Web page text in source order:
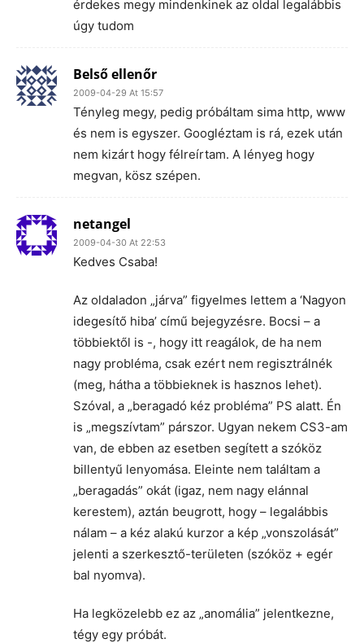
érdekes megy mindenkinek az oldal legalábbis
úgy tudom
Belső ellenőr
2009-04-29 At 15:57
Tényleg megy, pedig próbáltam sima http, www
és nem is egyszer. Googléztam is rá, ezek után
nem kizárt hogy félreírtam. A lényeg hogy
megvan, kösz szépen.
netangel
2009-04-30 At 22:53
Kedves Csaba!
Az oldaladon „járva” figyelmes lettem a ‘Nagyon
idegesítő hiba’ című bejegyzésre. Bocsi – a
többiektől is -, hogy itt reagálok, de ha nem
nagy probléma, csak ezért nem regisztrálnék
(meg, hátha a többieknek is hasznos lehet).
Szóval, a „beragadó kéz probléma” PS alatt. Én
is „megszívtam” párszor. Ugyan nekem CS3-am
van, de ebben az esetben segített a szóköz
billentyű lenyomása. Eleinte nem találtam a
„beragadás” okát (igaz, nem nagy elánnal
kerestem), aztán beugrott, hogy – legalábbis
nálam – a kéz alakú kurzor a kép „vonszolását”
jelenti a szerkesztő-területen (szóköz + egér
bal nyomva).
Ha legközelebb ez az „anomália” jelentkezne,
tégy egy próbát.